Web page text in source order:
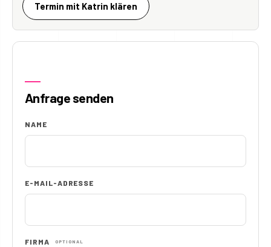
Termin mit Katrin klären
Anfrage senden
NAME
E-MAIL-ADRESSE
FIRMA OPTIONAL